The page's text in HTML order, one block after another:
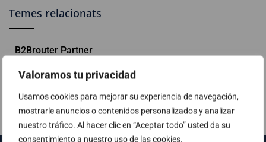
Valoramos tu privacidad
Usamos cookies para mejorar su experiencia de navegación,
mostrarle anuncios o contenidos personalizados y analizar
nuestro tráfico. Al hacer clic en “Aceptar todo” usted da su
consentimiento a nuestro uso de las cookies.
Temes relacionats
B2Brouter Partner